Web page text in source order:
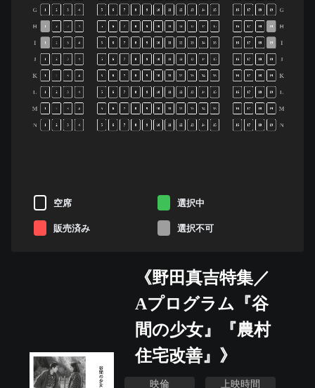
G
H
I
J
K
L
M
N
G
H
I
J
K
L
M
N
2 3 4 5 6 7 8 9 10 12 13 14 15 16 17 18 19
1 2 3 4 5 6 7 8 9 10 11 12 13 14 15 16 17 18 19
2 3 5 6 7 9 10 11 12 13 14 15 16 17 18
1 2 3 4 5 6 7 8 9 10 11 12 13 14 15 16 17 18 19
1 2 3 4 5 6 7 8 9 10 11 12 13 14 15 16 17 18 19
1 2 3 4 5 6 7 8 9 10 11 12 13 14 15 16 17 18 19
1 2 3 4 5 6 7 8 9 10 11 12 13 14 15 16 17 18 19
1 2 3 4 5 6 7 8 9 10 12 13 14 15 16 17 18 19
空席 選択中
販売済み 選択不可
《野田真吉特集／
Aプログラム『谷
間の少女』『農村
住宅改善』》
映倫 上映時間